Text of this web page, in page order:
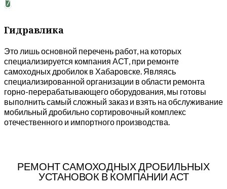
7
Гидравлика
Это лишь основной перечень работ, на которых
специализируется компания АСТ, при ремонте
самоходных дробилок в Хабаровске. Являясь
специализированной организации в области ремонта
горно-перерабатывающего оборудования, мы готовы
выполнить самый сложный заказ и взять на обслуживание
мобильный дробильно сортировочный комплекс
отечественного и импортного производства.
РЕМОНТ САМОХОДНЫХ ДРОБИЛЬНЫХ
УСТАНОВОК В КОМПАНИИ АСТ